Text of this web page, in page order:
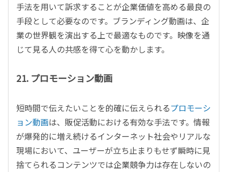
手法を用いて訴求することが企業価値を高める最良の
手段として必要なのです。ブランディング動画は、企
業の世界観を演出する上で最適なものです。映像を通
じて見る人の共感を得て心を動かします。
21. プロモーション動画
短時間で伝えたいことを的確に伝えられるプロモーシ
ョン動画は、販促活動における有効な手法です。情報
が爆発的に増え続けるインターネット社会やリアルな
現場において、ユーザーが立ち止まりもせず瞬時に見
捨てられるコンテンツでは企業競争力は存在しないの